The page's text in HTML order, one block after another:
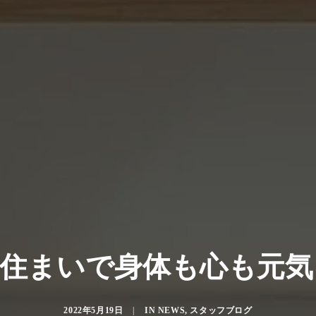
まいで身体も心も元
2022年5月19日 IN NEWS, スタッフブログ